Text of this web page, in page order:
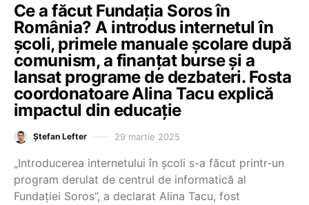
Ce a făcut Fundația Soros în
România? A introdus internetul în
școli, primele manuale școlare după
comunism, a finanțat burse și a
lansat programe de dezbateri. Fosta
coordonatoare Alina Tacu explică
impactul din educație
Ștefan Lefter 29 martie 2025
„Introducerea internetului în școli s-a făcut printr-un
program derulat de centrul de informatică al
Fundației Soros”, a declarat Alina Tacu, fost